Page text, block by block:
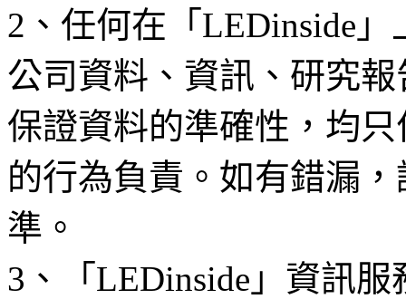
2、任何在「LEDinside
公司資料、資訊、研究
保證資料的準確性，均
的行為負責。如有錯漏
準。
3、「LEDinside」資訊